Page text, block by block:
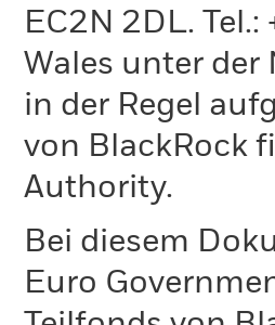
EC2N 2DL.
Wales unter der
in der Regel
von BlackRock
Authority.
Bei diesem
Euro